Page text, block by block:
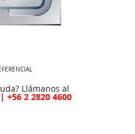
Llámanos al
+56 2 2820 4600